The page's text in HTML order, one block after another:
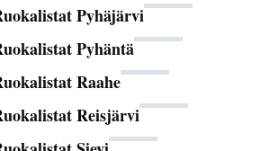
Pyhäjärvi
Pyhäntä
Raahe
Reisjärvi